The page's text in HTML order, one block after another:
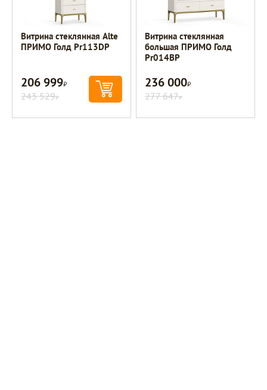
Витрина стеклянная Alte
ПРИМО Голд Pr113DP
206 999Р
243 529Р
Витрина стеклянная
большая ПРИМО Голд
Pr014BP
236 000Р
277 647Р